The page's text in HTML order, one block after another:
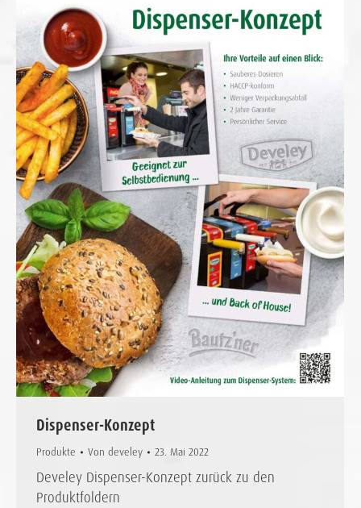
Dispenser-Konzept
Produkte Von develey 23. Mai 2022
Develey Dispenser-Konzept zurück zu den
Produktfoldern